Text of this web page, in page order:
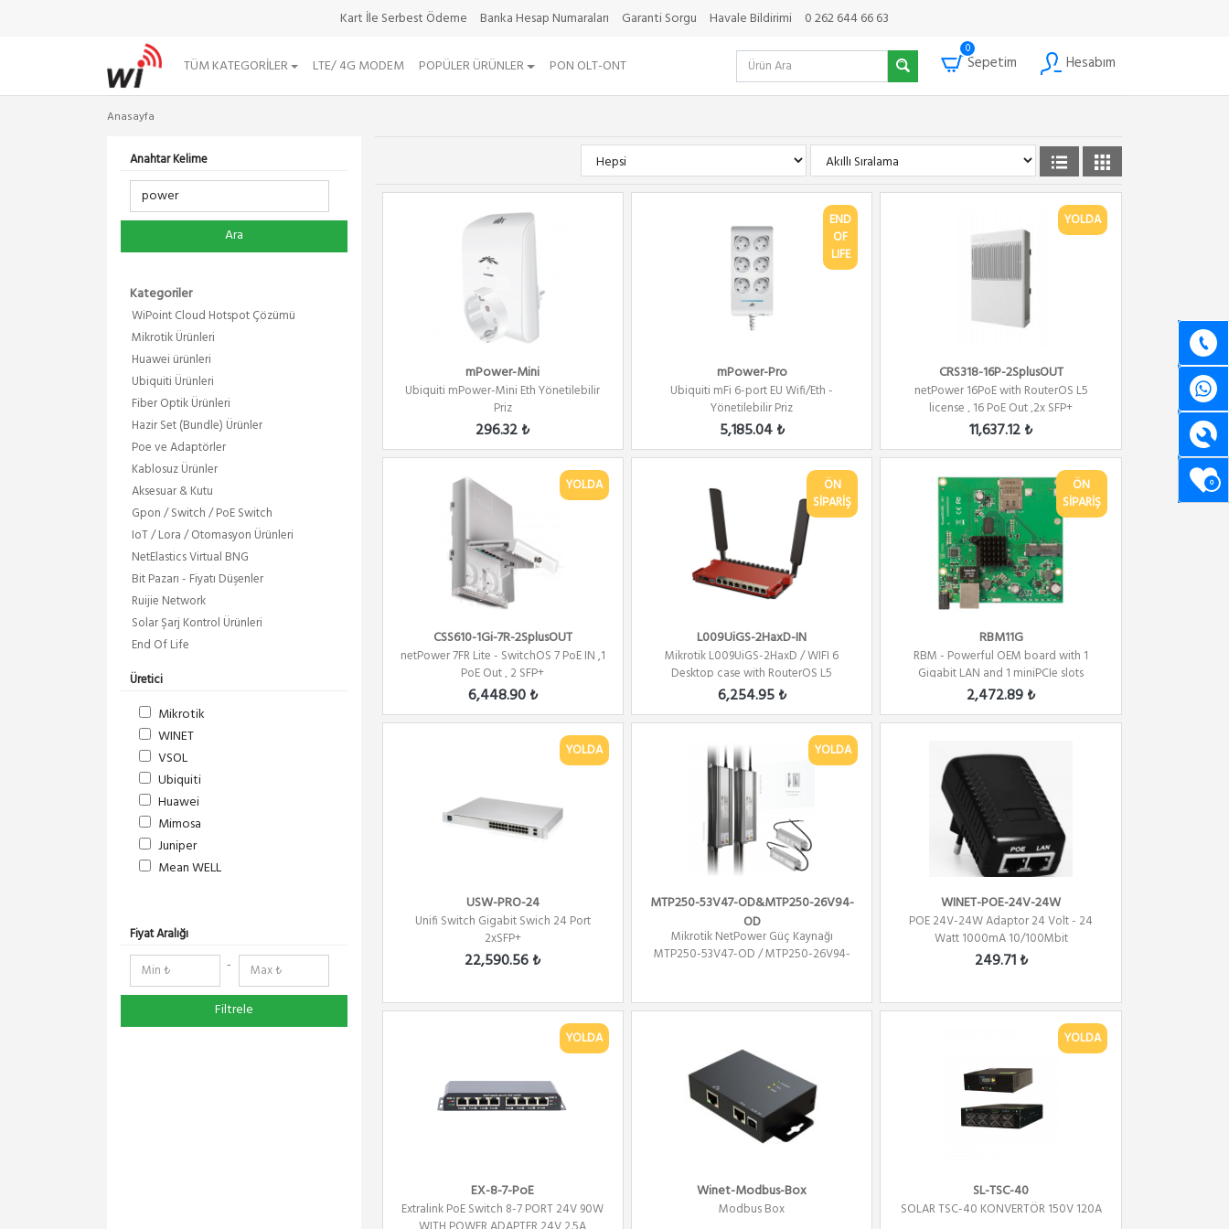
Kart İle Serbest Ödeme Banka Hesap Numaraları Garanti Sorgu Havale Bildirimi 0 262 644 66 63
TÜM KATEGORILER LTE/ 4G MODEM POPÜLER ÜRÜNLER PON OLT-ONT
0
Sepetim Hesabım
0
Anasayfa
Anahtar Kelime
Ara
Kategoriler
WiPoint Cloud Hotspot Çözümü
Mikrotik Ürünleri
Huawei ürünleri
Ubiquiti Ürünleri
Fiber Optik Ürünleri
Hazir Set (Bundle) Ürünler
Poe ve Adaptörler
Kablosuz Ürünler
Aksesuar & Kutu
Gpon / Switch / PoE Switch
IoT / Lora / Otomasyon Ürünleri
NetElastics Virtual BNG
Bit Pazarı - Fiyatı Düşenler
Ruijie Network
Solar Şarj Kontrol Ürünleri
End Of Life
Üretici
Mikrotik
WINET
VSOL
Ubiquiti
Huawei
Mimosa
Juniper
Mean WELL
RF Elements
RedLine
NetElastic
Paessler
TENDA
Fiyat Aralığı
-
Filtrele
mPower-Mini
Ubiquiti mPower-Mini Eth Yönetilebilir
Priz
296.32 ₺
END
OF
LIFE
mPower-Pro
Ubiquiti mFi 6-port EU Wifi/Eth -
Yönetilebilir Priz
5,185.04 ₺
YOLDA
CRS318-16P-2SplusOUT
netPower 16PoE with RouterOS L5
license , 16 PoE Out ,2x SFP+
11,637.12 ₺
YOLDA
CSS610-1Gi-7R-2SplusOUT
netPower 7FR Lite - SwitchOS 7 PoE IN ,1
PoE Out , 2 SFP+
6,448.90 ₺
ÖN
SİPARİŞ
L009UiGS-2HaxD-IN
Mikrotik L009UiGS-2HaxD / WIFI 6
Desktop case with RouterOS L5
6,254.95 ₺
ÖN
SİPARİŞ
RBM11G
RBM - Powerful OEM board with 1
Gigabit LAN and 1 miniPCIe slots
2,472.89 ₺
YOLDA
USW-PRO-24
Unifi Switch Gigabit Swich 24 Port
2xSFP+
22,590.56 ₺
YOLDA
MTP250-53V47-OD&MTP250-26V94-
OD
Mikrotik NetPower Güç Kaynağı
MTP250-53V47-OD / MTP250-26V94-
WINET-POE-24V-24W
POE 24V-24W Adaptor 24 Volt - 24
Watt 1000mA 10/100Mbit
249.71 ₺
YOLDA
EX-8-7-PoE
Extralink PoE Switch 8-7 PORT 24V 90W
Winet-Modbus-Box
Modbus Box
YOLDA
SL-TSC-40
SOLAR TSC-40 KONVERTÖR 150V 120A